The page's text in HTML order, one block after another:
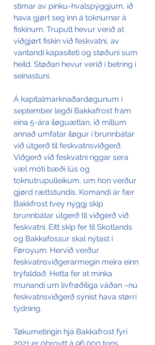
stimar av pinku-hvalspýggjum, ið
hava gjørt seg inn á toknurnar á
fiskinum. Trupult hevur verið at
viðgjørt fiskin við feskvatni, av
vantandi kapasiteti og støðuni sum
heild. Støðan hevur verið í betring í
seinastuni.
Á kapitalmarknaðardøgunum í
september legði Bakkafrost fram
eina 5-ára íløguætlan, ið millum
annað umfatar íløgur í brunnbátar
við útgerð til feskvatnsviðgerð.
Viðgerð við feskvatni riggar sera
væl móti bæði lús og
toknutrupulleikum, um hon verður
gjørd rættstundis. Komandi ár fær
Bakkfrost tvey nýggj skip
brunnbátar útgerð til viðgerð við
feskvatni. Eitt skip fer til Skotlands
og Bakkafossur skal nýtast í
Føroyum. Hervið verður
feskvatnsviðgerarmegin meira einn
trýfaldað. Hetta fer at minka
munandi um lívfrøðiliga váðan –nú
feskvatnsviðgerð sýnist hava størri
týdning.
Tøkumetingin hjá Bakkafrost fyri